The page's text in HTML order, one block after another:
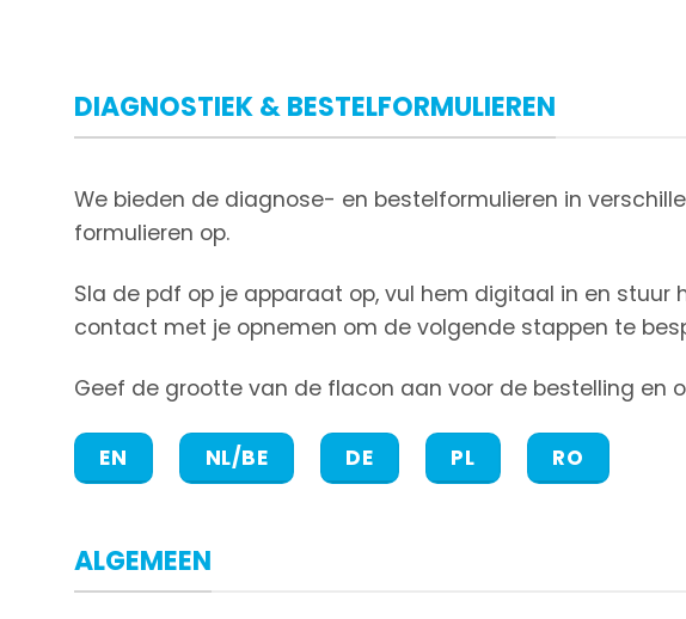
DIAGNOSTIEK & BESTELFORMULIEREN
We bieden de diagnose- en bestelformulieren in
formulieren op.
Sla de pdf op je apparaat op, vul hem digitaal in en
contact met je opnemen om de volgende stappen te
Geef de grootte van de flacon aan voor de bestelling en
EN NL/BE DE PL RO
ALGEMEEN